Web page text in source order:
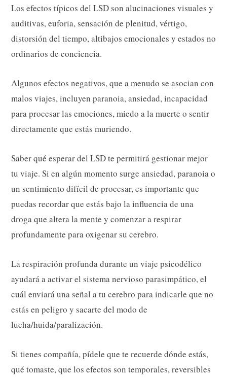
Los efectos típicos del LSD son alucinaciones visuales y
auditivas, euforia, sensación de plenitud, vértigo,
distorsión del tiempo, altibajos emocionales y estados no
ordinarios de conciencia.
Algunos efectos negativos, que a menudo se asocian con
malos viajes, incluyen paranoia, ansiedad, incapacidad
para procesar las emociones, miedo a la muerte o sentir
directamente que estás muriendo.
Saber qué esperar del LSD te permitirá gestionar mejor
tu viaje. Si en algún momento surge ansiedad, paranoia o
un sentimiento difícil de procesar, es importante que
puedas recordar que estás bajo la influencia de una
droga que altera la mente y comenzar a respirar
profundamente para oxigenar su cerebro.
La respiración profunda durante un viaje psicodélico
ayudará a activar el sistema nervioso parasimpático, el
cuál enviará una señal a tu cerebro para indicarle que no
estás en peligro y sacarte del modo de
lucha/huida/paralización.
Si tienes compañía, pídele que te recuerde dónde estás,
qué tomaste, que los efectos son temporales, reversibles